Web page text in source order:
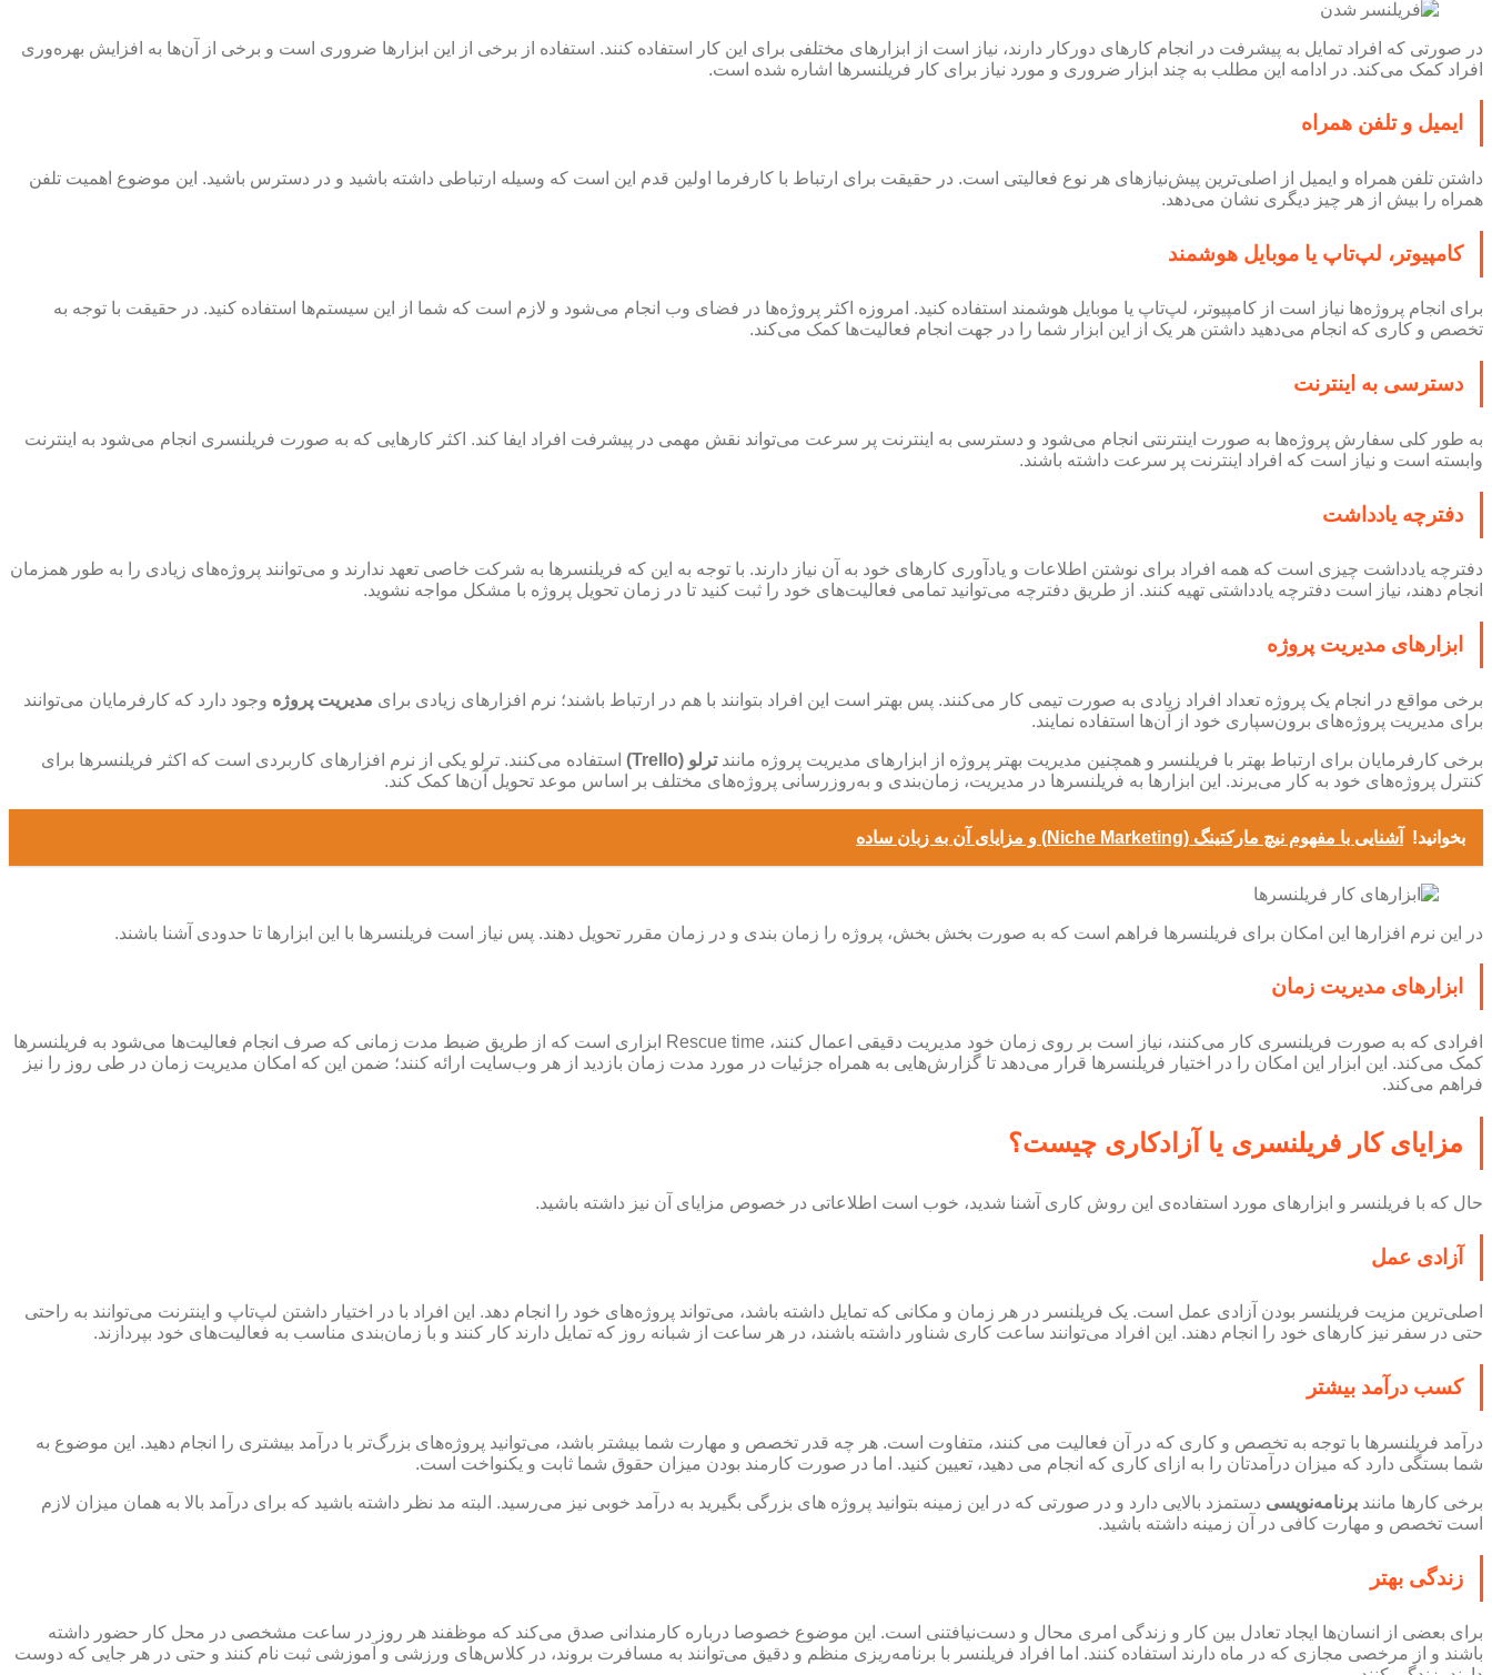
در صورتی که افراد تمایل به پیشرفت در انجام کارهای دورکار دارند، نیاز است از ابزارهای مختلفی برای این کار استفاده کنند. استفاده از برخی از این ابزارها ضروری است و برخی از آن‌ها به افزایش بهره‌وری
افراد کمک می‌کند. در ادامه این مطلب به چند ابزار ضروری و مورد نیاز برای کار فریلنسرها اشاره شده است.
ایمیل و تلفن همراه
داشتن تلفن همراه و ایمیل از اصلی‌ترین پیش‌نیاز‌های هر نوع فعالیتی است. در حقیقت برای ارتباط با کارفرما اولین قدم این است که وسیله ارتباطی داشته باشید و در دسترس باشید. این موضوع اهمیت تلفن
همراه را بیش از هر چیز دیگری نشان می‌دهد.
کامپیوتر، لپ‌تاپ یا موبایل هوشمند
برای انجام پروژه‌ها نیاز است از کامپیوتر، لپ‌تاپ یا موبایل هوشمند استفاده کنید. امروزه اکثر پروژه‌ها در فضای وب انجام می‌شود و لازم است که شما از این سیستم‌ها استفاده کنید. در حقیقت با توجه به
تخصص و کاری که انجام می‌دهید داشتن هر یک از این ابزار شما را در جهت انجام فعالیت‌ها کمک می‌کند.
دسترسی به اینترنت
به طور کلی سفارش‌ پروژه‌ها به صورت اینترنتی انجام می‌شود و دسترسی به اینترنت پر سرعت می‌تواند نقش مهمی در پیشرفت افراد ایفا کند. اکثر کارهایی که به صورت فریلنسری انجام می‌شود به اینترنت
وابسته است و نیاز است که افراد اینترنت پر سرعت داشته باشند.
دفترچه یادداشت
دفترچه یادداشت چیزی است که همه افراد برای نوشتن اطلاعات و یادآوری کارهای خود به آن نیاز دارند. با توجه به این که فریلنسرها به شرکت خاصی تعهد ندارند و می‌توانند پروژه‌های زیادی را به طور همزمان
انجام دهند، نیاز است دفترچه یادداشتی تهیه کنند. از طریق دفترچه می‌توانید تمامی فعالیت‌های خود را ثبت کنید تا در زمان تحویل پروژه با مشکل مواجه نشوید.
ابزارهای مدیریت پروژه
برخی مواقع در انجام یک پروژه تعداد افراد زیادی به صورت تیمی کار می‌کنند. پس بهتر است این افراد بتوانند با هم در ارتباط باشند؛ نرم افزارهای زیادی برای مدیریت پروژه وجود دارد که کارفرمایان می‌توانند
برای مدیریت پروژه‌های برون‌سپاری خود از آن‌ها استفاده نمایند.
برخی کارفرمایان برای ارتباط بهتر با فریلنسر و همچنین مدیریت بهتر پروژه از ابزارهای مدیریت پروژه مانندترلو (Trello)
استفاده می‌کنند. ترلو یکی از نرم افزارهای کاربردی است که اکثر فریلنسرها برای
کنترل پروژه‌های خود به کار می‌برند. این ابزارها به فریلنسرها در مدیریت، زمان‌بندی و به‌روزرسانی پروژه‌های مختلف بر اساس موعد تحویل آن‌ها کمک کند.
بخوانید! آشنایی با مفهوم نیچ مارکتینگ (Niche Marketing) و مزایای آن به زبان ساده
در این نرم افزارها این امکان برای فریلنسرها فراهم است که به صورت بخش بخش، پروژه را زمان بندی و در زمان مقرر تحویل دهند. پس نیاز است فریلنسرها با این ابزارها تا حدودی آشنا باشند.
ابزارهای مدیریت زمان
افرادی که به صورت فریلنسری کار می‌کنند، نیاز است بر روی زمان خود مدیریت دقیقی اعمال کنند، Rescue time ابزاری است که از طریق ضبط مدت‌ زمانی که صرف انجام فعالیت‌ها می‌شود به فریلنسرها
کمک می‌کند. این ابزار این امکان را در اختیار فریلنسرها قرار می‌دهد تا گزارش‌هایی به همراه جزئیات در مورد مدت‌ زمان بازدید از هر وب‌سایت ارائه کنند؛ ضمن این که امکان مدیریت زمان در طی روز را نیز
فراهم می‌کند.
مزایای کار فریلنسری یا آزادکاری چیست؟
حال که با فریلنسر و ابزارهای مورد استفاده‌ی این روش کاری آشنا شدید، خوب است اطلاعاتی در خصوص مزایای آن نیز داشته باشید.
آزادی عمل
اصلی‌ترین مزیت فریلنسر بودن آزادی عمل است. یک فریلنسر در هر زمان و مکانی که تمایل داشته باشد، می‌تواند پروژه‌های خود را انجام دهد. این افراد با در اختیار داشتن لپ‌تاپ و اینترنت می‌توانند به راحتی
حتی در سفر نیز کارهای خود را انجام دهند. این افراد می‌توانند ساعت کاری شناور داشته باشند، در هر ساعت از شبانه روز که تمایل دارند کار کنند و با زمان‌بندی مناسب به فعالیت‌های خود بپردازند.
کسب درآمد بیشتر
درآمد فریلنسرها با توجه به تخصص و کاری که در آن فعالیت می کنند، متفاوت است. هر چه قدر تخصص و مهارت شما بیشتر باشد، می‌توانید پروژه‌های بزرگ‌تر با درآمد بیشتری را انجام دهید. این موضوع به
شما بستگی دارد که میزان درآمدتان را به ازای کاری که انجام می دهید، تعیین کنید. اما در صورت کارمند بودن میزان حقوق شما ثابت و یکنواخت است.
برخی کارها مانند برنامه‌نویسی دستمزد بالایی دارد و در صورتی که در این زمینه بتوانید پروژه های بزرگی بگیرید به درآمد خوبی نیز می‌رسید. البته مد نظر داشته باشید که برای درآمد بالا به همان میزان لازم
است تخصص و مهارت کافی در آن زمینه داشته باشید.
زندگی بهتر
برای بعضی از انسان‌ها ایجاد تعادل بین کار و زندگی امری محال و دست‌نیافتنی است. این موضوع خصوصا درباره کارمندانی صدق می‌کند که موظفند هر روز در ساعت مشخصی در محل کار حضور داشته
باشند و از مرخصی مجازی که در ماه دارند استفاده کنند. اما افراد فریلنسر با برنامه‌ریزی منظم و دقیق می‌توانند به مسافرت بروند، در کلاس‌های ورزشی و آموزشی ثبت نام کنند و حتی در هر جایی که دوست